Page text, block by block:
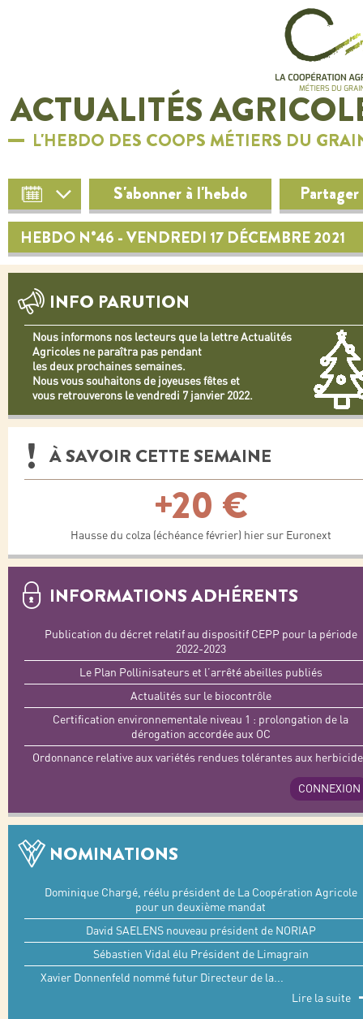
ACTUALITÉS
L'HEBDO DES COOPS MÉTIERS DU
S'abonner à l'hebdo Partager
HEBDO N°46 - VENDREDI 17 DÉCEMBRE 2021
INFO PARUTION
Nous informons nos lecteurs que la lettre Actualités
Agricoles ne paraîtra pas pendant
les deux prochaines semaines.
Nous vous souhaitons de joyeuses fêtes et
vous retrouverons le vendredi 7 janvier 2022.
À SAVOIR CETTE SEMAINE
+20 €
Hausse du colza (échéance février) hier sur Euronext
INFORMATIONS ADHÉRENTS
Publication du décret relatif au dispositif CEPP pour la période
2022-2023
Le Plan Pollinisateurs et l’arrêté abeilles publiés
Actualités sur le biocontrôle
Certification environnementale niveau 1 : prolongation de la
dérogation accordée aux OC
Ordonnance relative aux variétés rendues tolérantes aux
CONNEXION
NOMINATIONS
Dominique Chargé, réélu président de La Coopération Agricole
pour un deuxième mandat
David SAELENS nouveau président de NORIAP
Sébastien Vidal élu Président de Limagrain
Xavier Donnenfeld nommé futur Directeur de la...
Lire la suite